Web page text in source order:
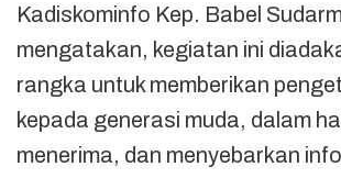
Kadiskominfo Kep. Babel
mengatakan, kegiatan ini
rangka untuk memberikan
kepada generasi muda, dalam
menerima, dan menyebarkan